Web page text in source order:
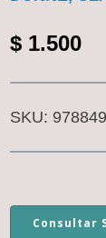
$1.500
SKU:
Consultar